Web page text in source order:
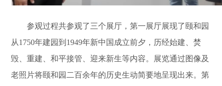
参观过程共参观了三个展厅，第一展厅展现了颐和园
从1750年建园到1949年新中国成立前夕，历经始建、焚
毁、重建、和平接管、迎来新生等内容。展览通过图像及
老照片将颐和园二百余年的历史生动简要地呈现出来。第